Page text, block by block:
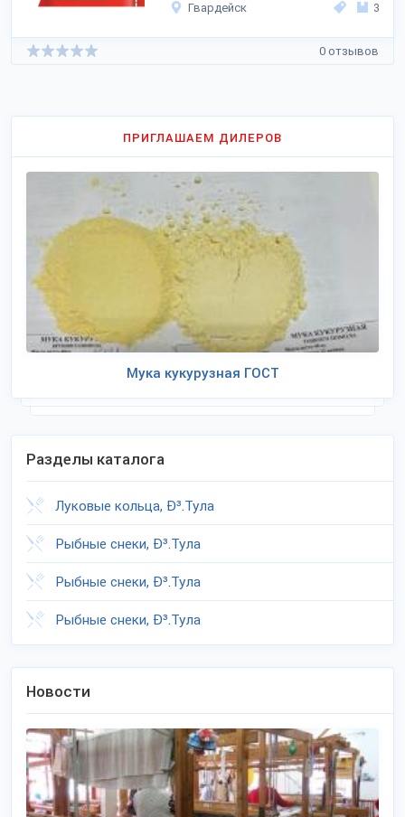
Гвардейск 3
0 отзывов
ПРИГЛАШАЕМ ДИЛЕРОВ
Мука кукурузная ГОСТ
Разделы каталога
Луковые кольца, Ð³.Тула
Рыбные снеки, Ð³.Тула
Рыбные снеки, Ð³.Тула
Рыбные снеки, Ð³.Тула
Новости